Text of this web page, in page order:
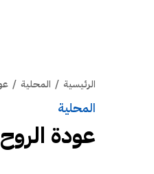
الرئيسية / المحلية /
المحلية
عودة